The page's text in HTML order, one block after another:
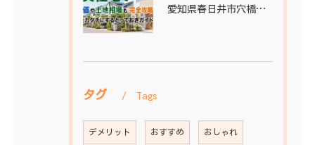
愛知県春日井市穴橋町周辺の注文住宅で坪単価や土地相場も完全攻略！理想をカタチにするとっておきガイド
タグ Tags
デメリット おすすめ おしゃれ